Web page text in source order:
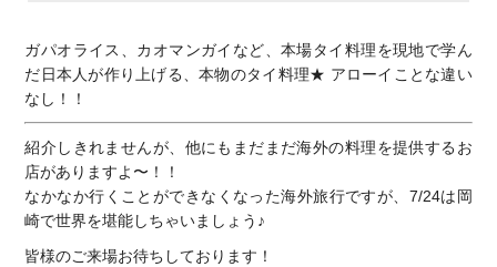
ガパオライス、カオマンガイなど、本場タイ料理を現地で学ん
だ日本人が作り上げる、本物のタイ料理★ アローイことな違い
なし！！
紹介しきれませんが、他にもまだまだ海外の料理を提供するお
店がありますよ〜！！
なかなか行くことができなくなった海外旅行ですが、7/24は岡
崎で世界を堪能しちゃいましょう♪
皆様のご来場お待ちしております！